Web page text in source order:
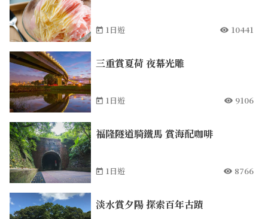
1日遊 10441
三重賞夏荷 夜幕光雕
1日遊 9106
福隆隧道騎鐵馬 賞海配咖啡
1日遊 8766
淡水賞夕陽 探索百年古蹟